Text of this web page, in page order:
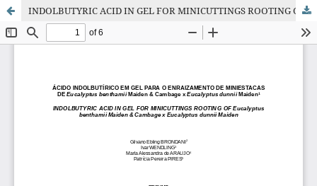
INDOLBUTYRIC ACID IN GEL FOR MINICUTTINGS ROOTING OF Eucalyptus benthamii Maiden & Cambage x Eucalyptus dunnii Maiden